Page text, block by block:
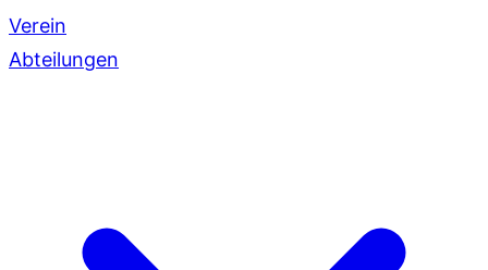
Verein
Abteilungen